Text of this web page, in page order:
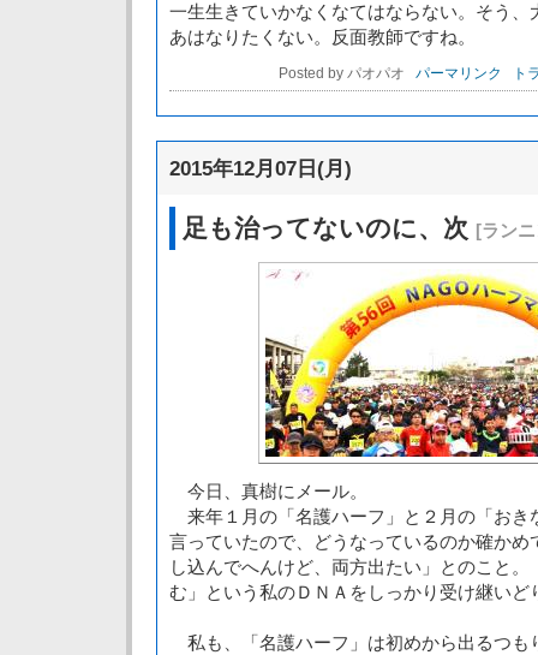
一生生きていかなくなてはならない。そう、
あはなりたくない。反面教師ですね。
Posted by パオパオ パーマリンク ト
2015年12月07日(月)
足も治ってないのに、次 [ラン
今日、真樹にメール。
来年１月の「名護ハーフ」と２月の「おき
言っていたので、どうなっているのか確かめ
し込んでへんけど、両方出たい」とのこと
む」という私のＤＮＡをしっかり受け継いど
私も、「名護ハーフ」は初めから出るつも